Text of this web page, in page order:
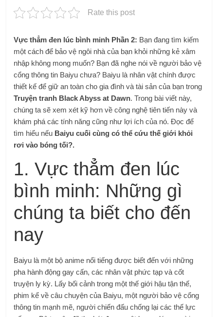
Rate this post
Vực thẳm đen lúc bình minh Phần 2: Bạn đang tìm kiếm
một cách để bảo vệ ngôi nhà của bạn khỏi những kẻ xâm
nhập không mong muốn? Bạn đã nghe nói về người bảo vệ
cổng thông tin Baiyu chưa? Baiyu là nhân vật chính được
thiết kế để giữ an toàn cho gia đình và tài sản của bạn trong
Truyện tranh Black Abyss at Dawn. Trong bài viết này,
chúng ta sẽ xem xét kỹ hơn về công nghệ tiên tiến này và
khám phá các tính năng cũng như lợi ích của nó. Đọc để
tìm hiểu nếu Baiyu cuối cùng có thể cứu thế giới khỏi
rơi vào bóng tối?.
1. Vực thẳm đen lúc
bình minh: Những gì
chúng ta biết cho đến
nay
Baiyu là một bộ anime nổi tiếng được biết đến với những
pha hành động gay cấn, các nhân vật phức tạp và cốt
truyện ly kỳ. Lấy bối cảnh trong một thế giới hậu tận thế,
phim kể về câu chuyện của Baiyu, một người bảo vệ cổng
thông tin mạnh mẽ, người chiến đấu chống lại các thế lực